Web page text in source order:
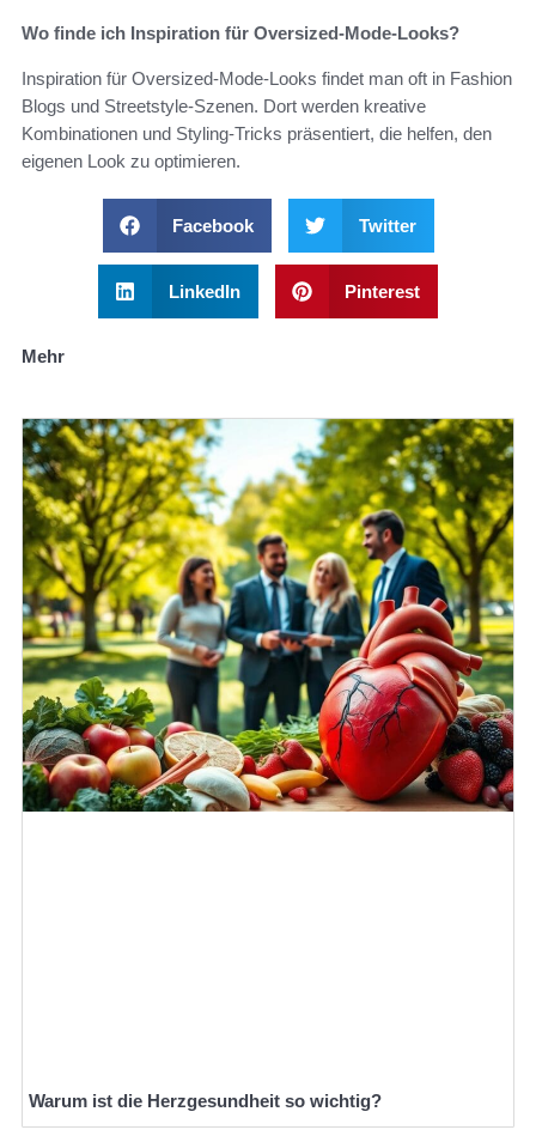
Wo finde ich Inspiration für Oversized-Mode-Looks?
Inspiration für Oversized-Mode-Looks findet man oft in Fashion
Blogs und Streetstyle-Szenen. Dort werden kreative
Kombinationen und Styling-Tricks präsentiert, die helfen, den
eigenen Look zu optimieren.
Facebook Twitter
LinkedIn Pinterest
Mehr
Warum ist die Herzgesundheit so wichtig?